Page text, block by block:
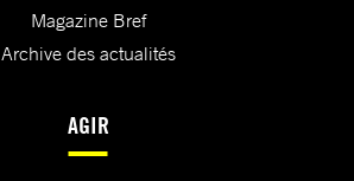
Magazine Bref
Archive des actualités
AGIR